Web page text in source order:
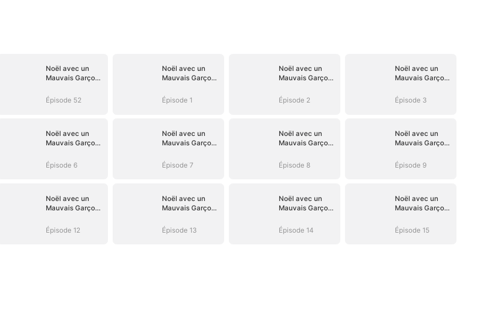
Noël avec un
Mauvais Garçon
Épisode 52
Noël avec un
Mauvais Garçon
Épisode 1
Noël avec un
Mauvais Garçon
Épisode 2
Noël avec un
Mauvais Garçon
Épisode 3
Noël avec un
Mauvais Garçon
Épisode 6
Noël avec un
Mauvais Garçon
Épisode 7
Noël avec un
Mauvais Garçon
Épisode 8
Noël avec un
Mauvais Garçon
Épisode 9
Noël avec un
Mauvais Garçon
Épisode 12
Noël avec un
Mauvais Garçon
Épisode 13
Noël avec un
Mauvais Garçon
Épisode 14
Noël avec un
Mauvais Garçon
Épisode 15